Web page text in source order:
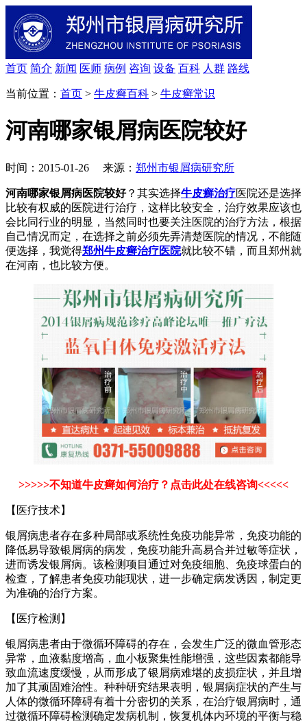
首页 简介 新闻 医师 病例 咨询 设备 百科 人群 路线
当前位置： 首页 > 牛皮癣百科 > 牛皮癣常识
河南哪家银屑病医院较好
时间：2015-01-26 来源： 郑州市银屑病研究所
河南哪家银屑病医院较好？其实选择牛皮癣治疗医院还是选择
比较有权威的医院进行治疗，这样比较安全，治疗效果应该也
会比同行业的明显，当然同时也要关注医院的治疗方法，根据
自己情况而定，在选择之前必须先弄清楚医院的情况，不能随
便选择，我觉得郑州牛皮癣治疗医院就比较不错，而且郑州就
在河南，也比较方便。
>>>>>不知道牛皮癣如何治疗？点击此处在线咨询<<<<<
【医疗技术】
银屑病患者存在多种局部或系统性免疫功能异常，免疫功能的
降低易导致银屑病的病发，免疫功能升高易合并过敏等症状，
进而诱发银屑病。该检测项目通过对免疫细胞、免疫球蛋白的
检查，了解患者免疫功能现状，进一步确定病发诱因，制定更
为准确的治疗方案。
【医疗检测】
银屑病患者由于微循环障碍的存在，会发生广泛的微血管形态
异常，血液黏度增高，血小板聚集性能增强，这些因素都能导
致血流速度缓慢，从而形成了银屑病难堪的皮损症状，并且增
加了其顽固难治性。种种研究结果表明，银屑病症状的产生与
人体的微循环障碍有着十分密切的关系，在治疗银屑病时，通
过微循环障碍检测确定发病机制，恢复机体内环境的平衡与稳